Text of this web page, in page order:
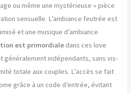
ou même une mystérieuse « pièce
sensuelle. L’ambiance feutrée est
et une musique d’ambiance
est primordiale dans ces love
généralement indépendants, sans vis-
totale aux couples. L’accès se fait
grâce à un code d’entrée, évitant